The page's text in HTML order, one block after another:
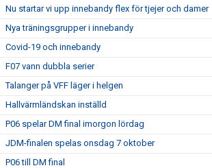
Nu startar vi upp innebandy flex för tjejer och damer
Nya träningsgrupper i innebandy
Covid-19 och innebandy
F07 vann dubbla serier
Talanger på VFF läger i helgen
Hallvärmländskan inställd
P06 spelar DM final imorgon lördag
JDM-finalen spelas onsdag 7 oktober
P06 till DM final